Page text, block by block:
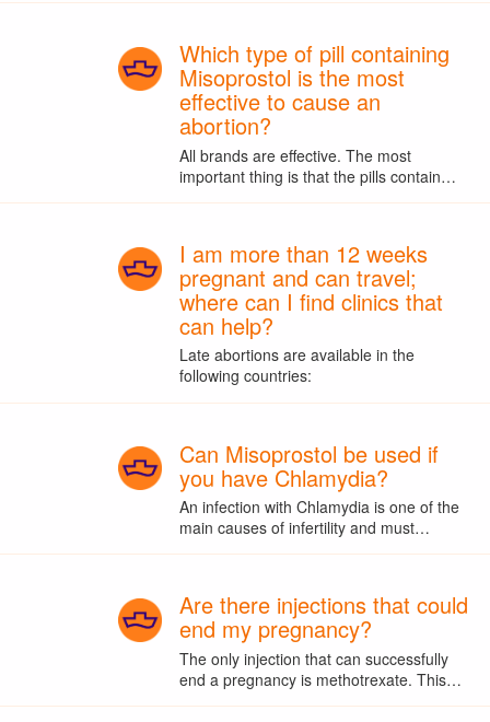
Which type of pill containing
Misoprostol is the most
effective to cause an
abortion?
All brands are effective. The most
important thing is that the pills contain…
I am more than 12 weeks
pregnant and can travel;
where can I find clinics that
can help?
Late abortions are available in the
following countries:
Can Misoprostol be used if
you have Chlamydia?
An infection with Chlamydia is one of the
main causes of infertility and must…
Are there injections that could
end my pregnancy?
The only injection that can successfully
end a pregnancy is methotrexate. This…